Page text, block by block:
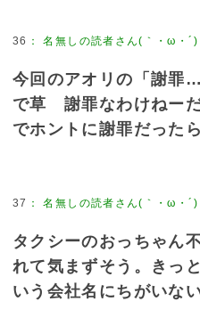
36 ：名無しの読者さん(｀・ω・´)
今回のアオリの「謝罪
で草 謝罪なわけねー
でホントに謝罪だった
37 ：名無しの読者さん(｀・ω・´)
タクシーのおっちゃん
れて気まずそう。きっ
いう会社名にちがいな